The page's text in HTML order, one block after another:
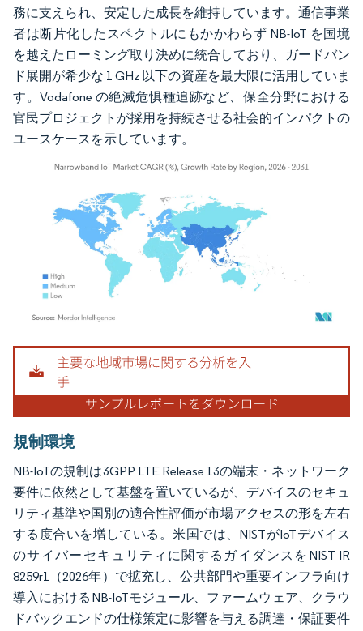
務に支えられ、安定した成長を維持しています。通信事業
者は断片化したスペクトルにもかかわらず NB-IoT を国境
を越えたローミング取り決めに統合しており、ガードバン
ド展開が希少な 1 GHz 以下の資産を最大限に活用していま
す。Vodafone の絶滅危惧種追跡など、保全分野における
官民プロジェクトが採用を持続させる社会的インパクトの
ユースケースを示しています。
画像 © Mordor Intelligence。再利用にはCC BY 4.0の表示が必要です。
規制環境
NB-IoTの規制は3GPP LTE Release 13の端末・ネットワーク
要件に依然として基盤を置いているが、デバイスのセキュ
リティ基準や国別の適合性評価が市場アクセスの形を左右
する度合いを増している。米国では、NISTがIoTデバイス
のサイバーセキュリティに関するガイダンスをNIST IR
8259r1（2026年）で拡充し、公共部門や重要インフラ向け
導入におけるNB-IoTモジュール、ファームウェア、クラウ
ドバックエンドの仕様策定に影響を与える調達・保証要件